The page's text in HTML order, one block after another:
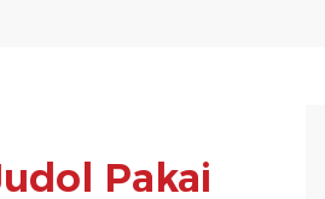
Pakai